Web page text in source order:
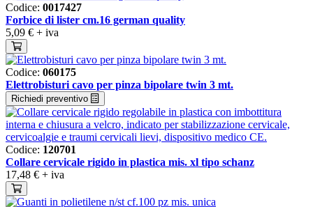
Codice: 0017427
Forbice di lister cm.16 german quality
5,09 € + iva
Codice: 060175
Elettrobisturi cavo per pinza bipolare twin 3 mt.
Richiedi preventivo
Codice: 120701
Collare cervicale rigido in plastica mis. xl tipo schanz
17,48 € + iva